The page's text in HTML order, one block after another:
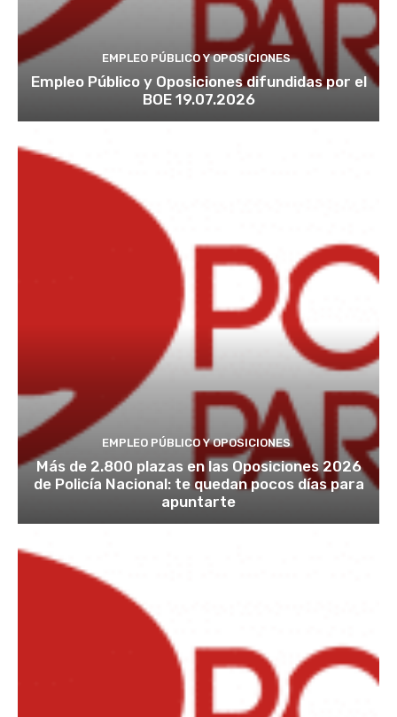
EMPLEO PÚBLICO Y OPOSICIONES
Empleo Público y Oposiciones difundidas por el
BOE 19.07.2026
EMPLEO PÚBLICO Y OPOSICIONES
Más de 2.800 plazas en las Oposiciones 2026
de Policía Nacional: te quedan pocos días para
apuntarte